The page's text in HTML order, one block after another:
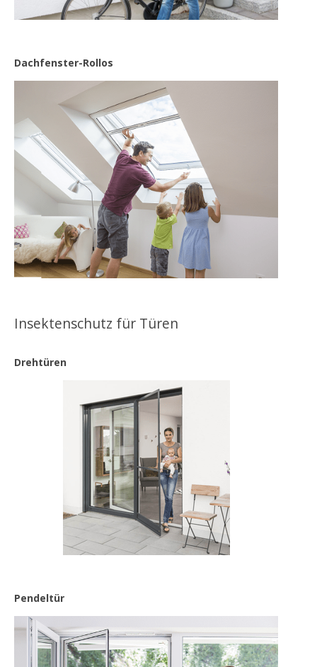
Dachfenster-Rollos
Insektenschutz für Türen
Drehtüren
Pendeltür